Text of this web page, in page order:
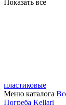
Показать все
пластиковые
Меню каталога
Погреба Kellari